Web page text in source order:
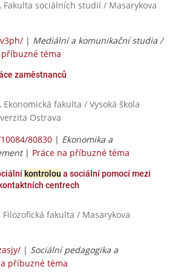
Fakulta sociálních studií / Masarykova
| Mediální a komunikační studia /
příbuzné téma
zaměstnanců
Ekonomická fakulta / Vysoká škola
Ostrava
80830 | Ekonomika a
| Práce na příbuzné téma
kontrolou a sociální pomocí mezi
centrech
fakulta / Masarykova
| Sociální pedagogika a
příbuzné téma